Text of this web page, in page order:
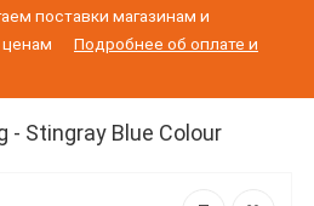
поставки магазинам и
Подробнее об оплате и
- Stingray Blue Colour